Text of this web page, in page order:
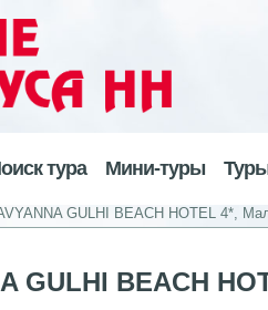
тура Мини-туры
GULHI BEACH HOTEL 4*,
GULHI BEACH